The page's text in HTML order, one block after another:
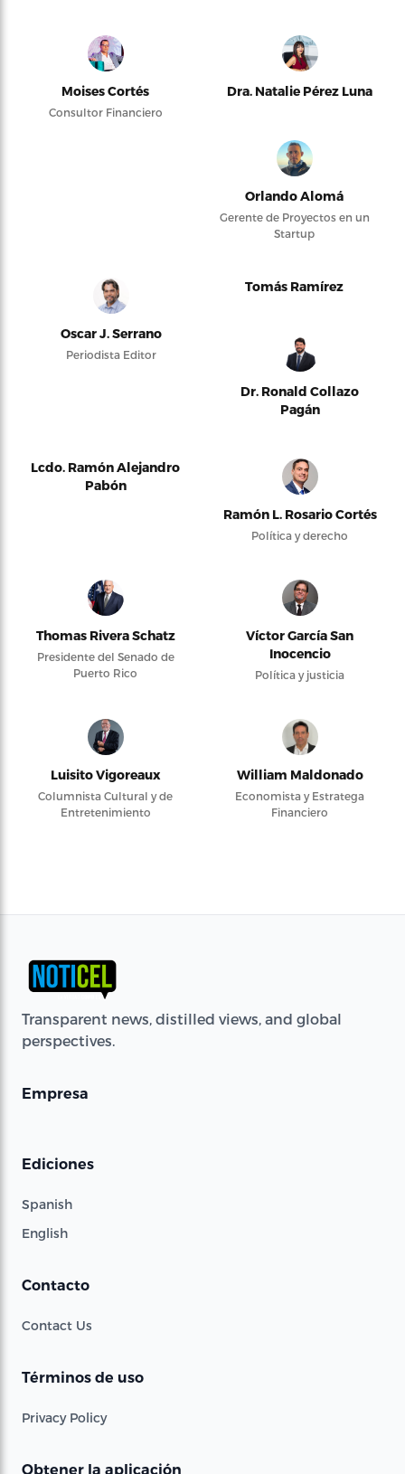
Moises Cortés
Consultor Financiero
Dra. Natalie Pérez Luna
Orlando Alomá
Gerente de Proyectos en un
Startup
Oscar J. Serrano
Periodista Editor
Tomás Ramírez
Dr. Ronald Collazo
Pagán
Lcdo. Ramón Alejandro
Pabón
Ramón L. Rosario Cortés
Política y derecho
Thomas Rivera Schatz
Presidente del Senado de
Puerto Rico
Víctor García San
Inocencio
Política y justicia
Luisito Vigoreaux
Columnista Cultural y de
Entretenimiento
William Maldonado
Economista y Estratega
Financiero
Transparent news, distilled views, and global
perspectives.
Empresa
Ediciones
Spanish
English
Contacto
Contact Us
Términos de uso
Privacy Policy
Obtener la aplicación